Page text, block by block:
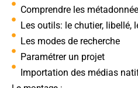
Comprendre les
Les outils: le chutier, libellé,
Les modes de recherche
Paramétrer un projet
Importation des médias